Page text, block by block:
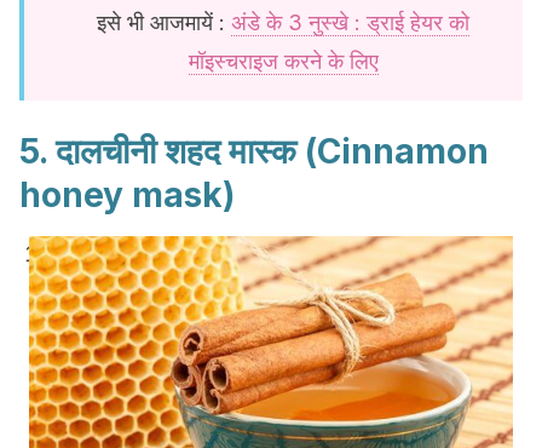
इसे भी आजमायें : अंडे के 3 नुस्खे : ड्राई हेयर को
मॉइस्चराइज करने के लिए
5. दालचीनी शहद मास्क (Cinnamon
honey mask)